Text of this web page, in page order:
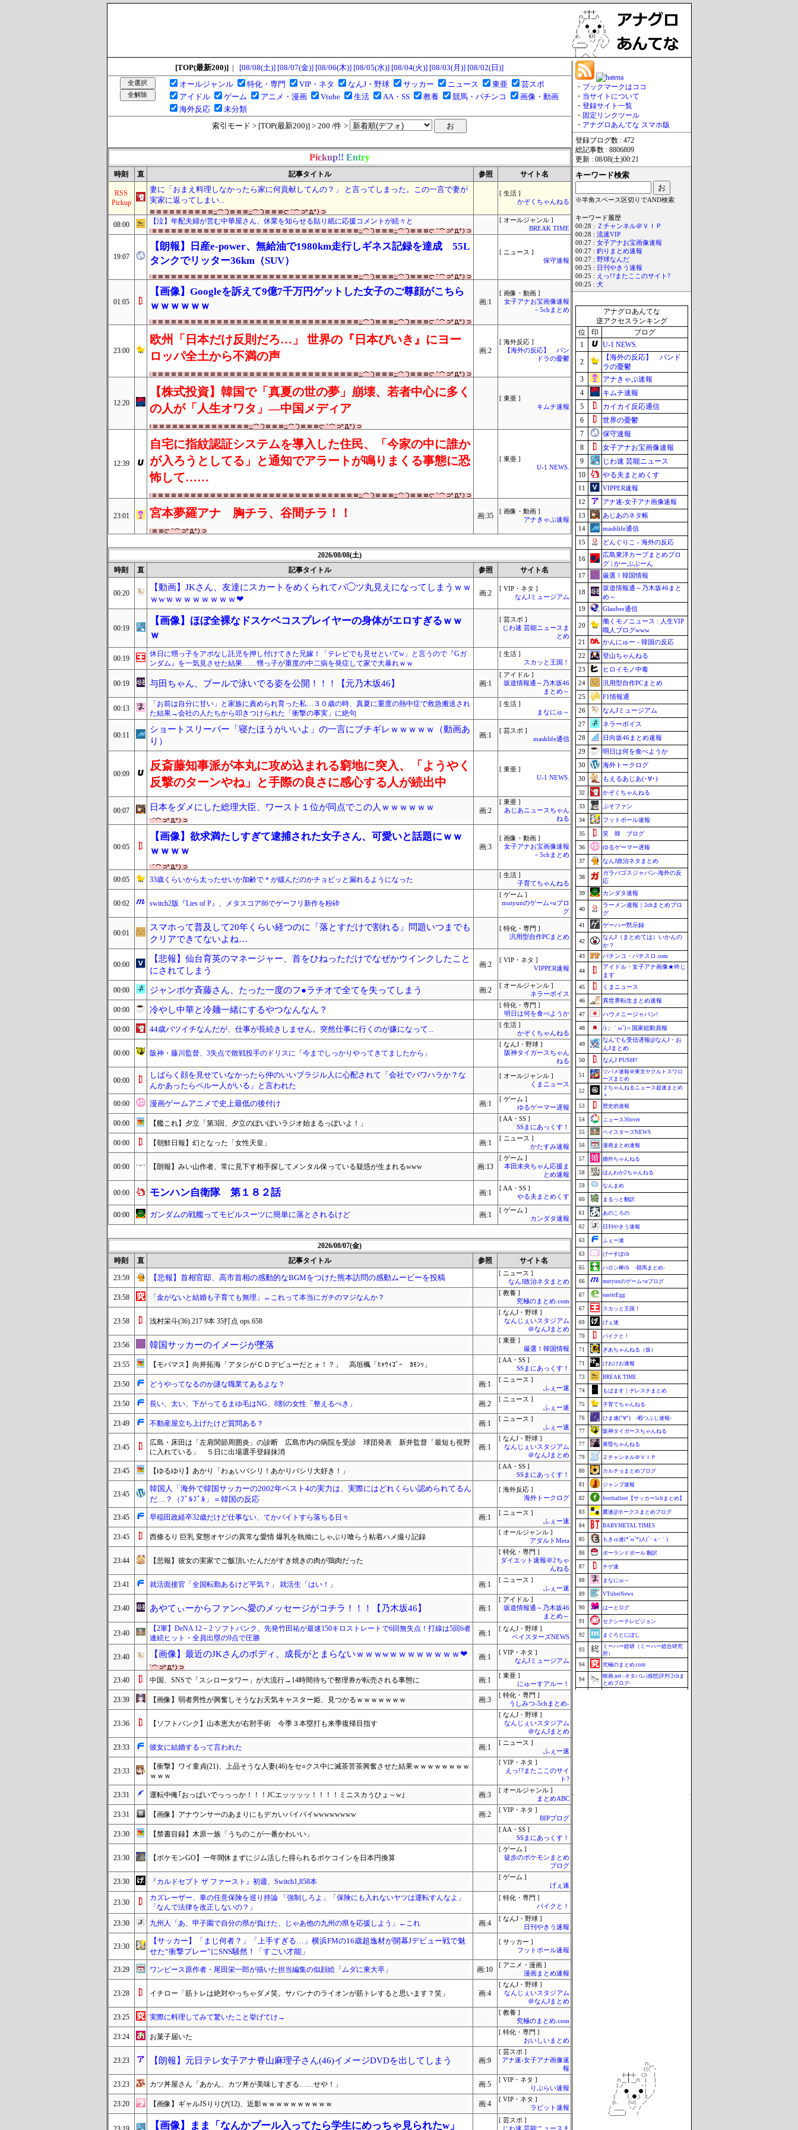
[TOP(最新200)] | [08/08(土)] [08/07(金)] [08/06(木)] [08/05(水)] [08/04(火)] [08/03(月)] [08/02(日)]
オールジャンル
特化・専門 VIP・ネタ なんJ・野球 サッカー ニュース 東亜
芸スポ
アイドル
ゲーム アニメ・漫画 Vtube 生活 AA・SS 教養 競馬・パチンコ
画像・動画
海外反応
未分類
索引モード > [TOP(最新200)] > 200 /件 >
Pickup!! Entry
時刻 直 記事タイトル 参照 サイト名
RSS
Pickup
妻に「おまえ料理しなかったら家に何貢献してんの？」 と言ってしまった。この一言で妻が
実家に返ってしまい...
[ 生活 ]
かぞくちゃんねる
08:00 【泣】年配夫婦が営む中華屋さん、休業を知らせる貼り紙に応援コメントが続々と
[ オールジャンル ]
BREAK TIME
19:07
【朗報】日産e-power、無給油で1980km走行しギネス記録を達成 55L
タンクでリッター36km（SUV）
[ ニュース ]
保守速報
01:05
【画像】Googleを訴えて9億7千万円ゲットした女子のご尊顔がこちら
ｗｗｗｗｗｗ
画:1
[ 画像・動画 ]
女子アナお宝画像速報
－5chまとめ
23:00
欧州「日本だけ反則だろ…」 世界の『日本びいき』にヨー
ロッパ全土から不満の声
画:2
[ 海外反応 ]
【海外の反応】 パン
ドラの憂鬱
12:20
【株式投資】韓国で「真夏の世の夢」崩壊、若者中心に多く
の人が「人生オワタ」―中国メディア
[ 東亜 ]
キムチ速報
12:39
自宅に指紋認証システムを導入した住民、「今家の中に誰か
が入ろうとしてる」と通知でアラートが鳴りまくる事態に恐
怖して……
[ 東亜 ]
U-1 NEWS.
23:01 宮本夢羅アナ 胸チラ、谷間チラ！！ 画:35
[ 画像・動画 ]
アナきゃぷ速報
2026/08/08(土)
時刻
直 記事タイトル 参照 サイト名
00:20
【動画】JKさん、友達にスカートをめくられてパ◯ツ丸見えになってしまうｗｗ
ｗwｗｗｗｗｗｗｗｗ❤
画:2
[ VIP・ネタ ]
なんJミュージアム
00:19
【画像】ほぼ全裸なドスケベコスプレイヤーの身体がエロすぎるｗｗ
ｗ
[ 芸スポ ]
じわ速 芸能ニュースま
とめ
00:19
休日に甥っ子をアポなし託児を押し付けてきた兄嫁！「テレビでも見せといてw」と言うので『Gガ
ンダム』を一気見させた結果……甥っ子が重度の中二病を発症して家で大暴れｗｗ
[ 生活 ]
スカッと王国！
00:19 与田ちゃん、プールで泳いでる姿を公開！！！【元乃木坂46】 画:1
[ アイドル ]
坂道情報通～乃木坂46
まとめ～
00:13
「お前は自分に甘い」と家族に責められ育った私…３０歳の時、真夏に重度の熱中症で救急搬送され
た結果→会社の人たちから叩きつけられた「衝撃の事実」に絶句
[ 生活 ]
まなにゅ～
00:11
ショートスリーパー「寝たほうがいいよ」の一言にブチギレｗｗｗｗｗ（動画あ
り）
画:1
[ 芸スポ ]
mashlife通信
00:09
反斎藤知事派が本丸に攻め込まれる窮地に突入、「ようやく
反撃のターンやね」と手際の良さに感心する人が続出中
[ 東亜 ]
U-1 NEWS.
00:07 日本をダメにした総理大臣、ワースト１位が同点でこの人ｗｗｗｗｗｗ 画:2
[ 東亜 ]
あじあニュースちゃん
ねる
00:05
【画像】欲求満たしすぎて逮捕された女子さん、可愛いと話題にｗｗ
ｗｗｗｗ
画:3
[ 画像・動画 ]
女子アナお宝画像速報
－5chまとめ
00:05 33歳くらいから太ったせいか加齢で＊が緩んだのかチョビッと漏れるようになった
[ 生活 ]
子育てちゃんねる
00:02 switch2版『Lies of P』、メタスコア86でゲーフリ新作を粉砕
[ ゲーム ]
mutyunのゲーム+αブロ
グ
00:01
スマホって普及して20年くらい経つのに「落とすだけで割れる」問題いつまでも
クリアできてないよね…
[ 特化・専門 ]
汎用型自作PCまとめ
00:00
【悲報】仙台育英のマネージャー、首をひねっただけでなぜかウインクしたこと
にされてしまう
画:2
[ VIP・ネタ ]
VIPPER速報
00:00 ジャンポケ斉藤さん、たった一度のフ●ラチオで全てを失ってしまう 画:2
[ オールジャンル ]
ネラーボイス
00:00 冷やし中華と冷麺一緒にするやつなんなん？
[ 特化・専門 ]
明日は何を食べようか
00:00 44歳バツイチなんだが、仕事が長続きしません。突然仕事に行くのが嫌になって...
[ 生活 ]
かぞくちゃんねる
00:00 阪神・藤川監督、3失点で敗戦投手のドリスに「今までしっかりやってきてましたから」
[ なんJ・野球 ]
阪神タイガースちゃん
ねる
00:00
しばらく顔を見せていなかったら仲のいいブラジル人に心配されて「会社でパワハラか？な
んかあったらペルー人がいる」と言われた
[ オールジャンル ]
くまニュース
00:00 漫画ゲームアニメで史上最低の後付け 画:1
[ ゲーム ]
ゆるゲーマー遅報
00:00 【艦これ】夕立「第3回、夕立のぽいぽいラジオ始まるっぽいよ！」
[ AA・SS ]
SSまにあっくす！
00:00 【朝鮮日報】幻となった「女性天皇」 画:1
[ ニュース ]
かたすみ速報
00:00 【朗報】みい山作者、常に見下す相手探してメンタル保っている疑惑が生まれるwww 画:13
[ ゲーム ]
本田未央ちゃん応援ま
とめ速報
00:00 モンハン自衛隊 第１８２話 画:1
[ AA・SS ]
やる夫まとめくす
00:00 ガンダムの戦艦ってモビルスーツに簡単に落とされるけど 画:1
[ ゲーム ]
カンダタ速報
2026/08/07(金)
時刻
直 記事タイトル 参照 サイト名
23:59 【悲報】首相官邸、高市首相の感動的なBGMをつけた熊本訪問の感動ムービーを投稿
[ ニュース ]
なんJ政治ネタまとめ
23:58 「金がないと結婚も子育ても無理」←これって本当にガチのマジなんか？
[ 教養 ]
究極のまとめ.com
23:58 浅村栄斗(36).217 9本 35打点 ops.658
[ なんJ・野球 ]
なんじぇいスタジアム
＠なんJまとめ
23:56 韓国サッカーのイメージが墜落
[ 東亜 ]
厳選！韓国情報
23:55 【モバマス】向井拓海「アタシがＣＤデビューだとォ！？」 高垣楓「ﾋｬｳｨｺﾞｰ ｶﾓﾝｯ」
[ AA・SS ]
SSまにあっくす！
23:50 どうやってなるのか謎な職業てあるよな？ 画:1
[ ニュース ]
ふぇー速
23:50 長い、太い、下がってるまゆ毛はNG、8割の女性「整えるべき」 画:2
[ ニュース ]
ふぇー速
23:49 不動産屋立ち上げたけど質問ある？ 画:1
[ ニュース ]
ふぇー速
23:45
広島・床田は「左肩関節周囲炎」の診断 広島市内の病院を受診 球団発表 新井監督「最短も視野
に入れている」 ５日に出場選手登録抹消
画:1
[ なんJ・野球 ]
なんじぇいスタジアム
＠なんJまとめ
23:45 【ゆるゆり】あかり「わぁいパシリ！あかりパシリ大好き！」
[ AA・SS ]
SSまにあっくす！
23:45
韓国人「海外で韓国サッカーの2002年ベスト4の実力は、実際にはどれくらい認められてるん
だ…？（ﾌﾞﾙﾌﾞﾙ」＝韓国の反応
[ 海外反応 ]
海外トークログ
23:45 早稲田政経卒32歳だけど仕事ない、てかバイトすら落ちる日々 画:1
[ ニュース ]
ふぇー速
23:45 西條るり 巨乳 変態オヤジの異常な愛情 爆乳を執拗にしゃぶり喰らう粘着ハメ撮り記録
[ オールジャンル ]
アダルトMeta
23:44 【悲報】彼女の実家でご飯頂いたんだがすき焼きの肉が鶏肉だった
[ 特化・専門 ]
ダイエット速報＠2ちゃ
んねる
23:41 就活面接官「全国転勤あるけど平気？」 就活生「はい！」 画:1
[ ニュース ]
ふぇー速
23:40 あやてぃーからファンへ愛のメッセージがコチラ！！！【乃木坂46】 画:1
[ アイドル ]
坂道情報通～乃木坂46
まとめ～
23:40
【2軍】DeNA 12－2 ソフトバンク、先発竹田祐が最速150キロストレートで6回無失点！打線は5回6者
連続ヒット・全員出塁の9点で圧勝
画:1
[ なんJ・野球 ]
ベイスターズNEWS
23:40 【画像】最近のJKさんのボディ、成長がとまらないｗｗｗwｗｗｗｗｗｗｗｗ❤ 画:1
[ VIP・ネタ ]
なんJミュージアム
23:40 中国、SNSで「スシロータワー」が大流行→14時間待ちで整理券が転売される事態に 画:1
[ 東亜 ]
にゅーすアルー！
23:39 【画像】弱者男性が興奮しそうなお天気キャスター姫、見つかるｗｗｗｗｗｗｗ 画:3
[ 特化・専門 ]
うしみつ-5chまとめ-
23:36 【ソフトバンク】山本恵大が右肘手術 今季３本塁打も来季復帰目指す
[ なんJ・野球 ]
なんじぇいスタジアム
＠なんJまとめ
23:33 彼女に結婚するって言われた 画:1
[ ニュース ]
ふぇー速
23:33
【衝撃】ワイ童貞(21)、上品そうな人妻(46)をセ○クス中に滅茶苦茶興奮させた結果ｗｗｗｗｗｗｗｗ
ｗｗｗ
[ VIP・ネタ ]
えっ!?またここのサイ
ト?
23:31 運転中俺｢おっぱいでっっっか！！！JCエッッッッ！！！！ミニスカうひょ～w｣ 画:3
[ オールジャンル ]
まとめABC
23:31 【画像】アナウンサーのあまりにもデカいパイパイwwwwwwww 画:2
[ VIP・ネタ ]
BIPブログ
23:30 【禁書目録】木原一族「うちのこが一番かわいい」
[ AA・SS ]
SSまにあっくす！
23:30 【ポケモンGO】一年間休まずにジム活した得られるポケコインを日本円換算
[ ゲーム ]
徒歩のポケモンまとめ
ブログ
23:30 『カルドセプト ザ ファースト』初週、Switch1,858本
[ ゲーム ]
げぇ速
23:30
カズレーザー、車の任意保険を巡り持論 「強制しろよ」「保険にも入れないヤツは運転すんなよ」
「なんで法律を改正しないの？」
[ 特化・専門 ]
バイクと！
23:30 九州人「あ、甲子園で自分の県が負けた、じゃあ他の九州の県を応援しよう」←これ 画:4
[ なんJ・野球 ]
日刊やきう速報
23:30
【サッカー】「まじ何者？」「上手すぎる…」横浜FMの16歳超逸材が開幕Jデビュー戦で魅
せた“衝撃プレー”にSNS騒然！「すごい才能」
[ サッカー ]
フットボール速報
23:29 ワンピース原作者・尾田栄一郎が描いた担当編集の似顔絵「ムダに東大卒」 画:10
[ アニメ・漫画 ]
漫画まとめ速報
23:28 イチロー「筋トレは絶対やっちゃダメ笑。サバンナのライオンが筋トレすると思います？笑」 画:4
[ なんJ・野球 ]
なんじぇいスタジアム
＠なんJまとめ
23:25 実際に料理してみて驚いたこと挙げてけ→
[ 教養 ]
究極のまとめ.com
23:24 お菓子届いた
[ 特化・専門 ]
おいしいまとめ
23:23 【朗報】元日テレ女子アナ脊山麻理子さん(46)イメージDVDを出してしまう 画:9
[ 芸スポ ]
アナ速‐女子アナ画像速
報
23:23 カツ丼屋さん「あかん、カツ丼が美味しすぎる……せや！」 画:5
[ VIP・ネタ ]
りぷらい速報
23:20 【画像】ギャルJSりりぴ(12)、近影ｗｗｗｗｗｗｗｗｗｗ 画:4
[ VIP・ネタ ]
ラビット速報
【画像】まま「なんかプール入ってたら学生にめっちゃ見られたw」
[ 芸スポ ]
じわ速 芸能ニュースま
・ ブックマークはココ
・ 当サイトについて
・ 登録サイト一覧
・ 固定リンクツール
・ アナグロあんてな スマホ版
登録ブログ数 : 472
総記事数 : 8806809
更新 : 08/08(土)00:21
キーワード検索
※半角スペース区切りでAND検索
キーワード履歴
00:28 :
Ｚチャンネル＠ＶＩＰ
00:28 : 流速VIP
00:27 : 女子アナお宝画像速報
00:27 : 釣りまとめ速報
00:27 : 野球なんだ
00:25 : 日刊やきう速報
00:25 : えっ!?またここのサイト?
00:25 : 犬
アナグロあんてな
逆アクセスランキング
位
印
ブログ
1
U-1 NEWS.
2
【海外の反応】 パンド
ラの憂鬱
3
アナきゃぷ速報
4
キムチ速報
5
カイカイ反応通信
6
世界の憂鬱
7
保守速報
8
女子アナお宝画像速報
9
じわ速 芸能ニュース
10
やる夫まとめくす
11
VIPPER速報
12
アナ速‐女子アナ画像速報
13
あじあのネタ帳
14
mashlife通信
15
どんぐりこ - 海外の反応
16
広島東洋カープまとめブロ
グ | かーぷぶーん
17
厳選！韓国情報
18
坂道情報通～乃木坂46まと
め～
19
Glauber通信
20
働くモノニュース : 人生VIP
職人ブログwww
21
かんにゅー - 韓国の反応
22
登山ちゃんねる
23
ヒロイモノ中毒
24
汎用型自作PCまとめ
25
F1情報通
26
なんJミュージアム
27
ネラーボイス
28
日向坂46まとめ速報
29
明日は何を食べようか
30
海外トークログ
30
もえるあじあ(･∀･)
32 かぞくちゃんねる
33 ぷそファン
34 フットボール速報
35 笑 韓 ブログ
36 ゆるゲーマー遅報
37 なんJ政治ネタまとめ
38
ガラパゴスジャパン-海外の反
応
39
カンダタ速報
40
ラーメン速報｜2chまとめブロ
グ
41
ゲーハー黙示録
42
なんJ（まとめては）いかんの
か？
43
パチンコ・パチスロ.com
44
アイドル・女子アナ画像★吟じ
ます
45
くまニュース
46 異世界転生まとめ速報
47 ハウメニージャパン!
48 /)；｀ω´)＜国家総動員報
49
なんでも受信遅報@なんJ・お
んJまとめ
50
なんJ PUSH!!
51
ツバメ速報＠東京ヤクルトスワロ
ーズまとめ
52
２ちゃんねるニュース超速まとめ
＋
53
歴史的速報
54 ニュース30over
55 ベイスターズNEWS
56 漫画まとめ速報
57 婚外ちゃんねる
58 ほんわか2ちゃんねる
59 なんまめ
60 まるっと翻訳
61 あのころの
62 日刊やきう速報
63 ふぇー速
63 げーすぽch
65 ハロン棒ch -競馬まとめ-
66 mutyunのゲーム+αブログ
67 easterEgg
67 スカッと王国！
69 げぇ速
70 バイクと！
71 ぎあちゃんねる（仮）
71 けおけお速報
73 BREAK TIME
74 もばます｜デレステまとめ
75 子育てちゃんねる
76 ひま速(°∀°) -暇つぶし速報-
77 阪神タイガースちゃんねる
77 黄昏ちゃんねる
79 Ｚチャンネル＠ＶＩＰ
80 カルチョまとめブログ
81 ジャンプ速報
82 footballnet【サッカー5chまとめ】
83 鷹速@ホークスまとめブログ
84 BABYMETAL TIMES
85 もきゅ速(*´ω`*)人(´･ェ･｀)
86 ポーランドボール 翻訳
87 チゲ速
88 まなにゅ～
89 VTuberNews
90 はーとログ
91 セクシーテレビジョン
92 まぐろとにぼし
93
ミーハー総研（ミーハー総合研究
所）
94
究極のまとめ.com
94
映画.net -ネタバレ|感想|評判 2chま
とめブログ-